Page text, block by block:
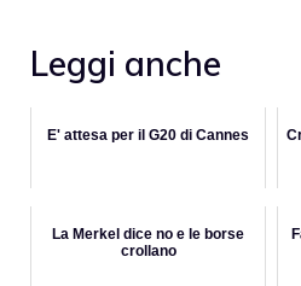
Leggi anche
E' attesa per il G20 di Cannes
La Merkel dice no e le borse
crollano